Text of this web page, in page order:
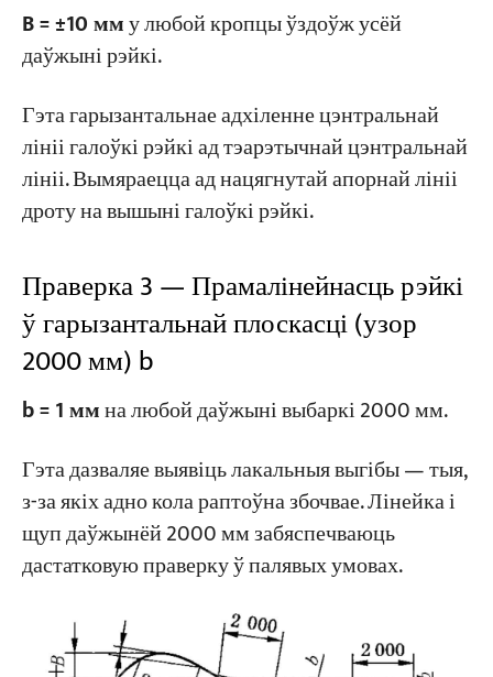
B = ±10 мму любой кропцы ўздоўж усёй
даўжыні рэйкі.
Гэта гарызантальнае адхіленне цэнтральнай
лініі галоўкі рэйкі ад тэарэтычнай цэнтральнай
лініі. Вымяраецца ад нацягнутай апорнай лініі
дроту на вышыні галоўкі рэйкі.
Праверка 3 — Прамалінейнасць рэйкі
ў гарызантальнай плоскасці (узор
2000 мм) b
b = 1 ммна любой даўжыні выбаркі 2000 мм.
Гэта дазваляе выявіць лакальныя выгібы — тыя,
з-за якіх адно кола раптоўна збочвае. Лінейка і
щуп даўжынёй 2000 мм забяспечваюць
дастатковую праверку ў палявых умовах.